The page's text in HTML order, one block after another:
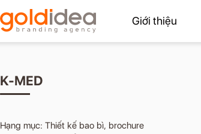
Giới thiệu
K-MED
Hạng mục: Thiết kế bao bì, brochure